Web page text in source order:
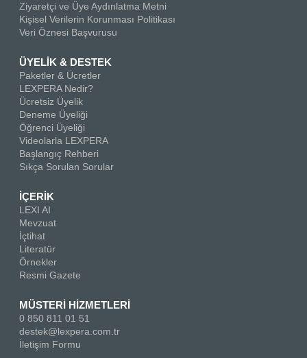
Ziyaretçi ve Üye Aydınlatma Metni
Kişisel Verilerin Korunması Politikası
Veri Öznesi Başvurusu
ÜYELİK & DESTEK
Paketler & Ücretler
LEXPERA Nedir?
Ücretsiz Üyelik
Deneme Üyeliği
Öğrenci Üyeliği
Videolarla LEXPERA
Başlangıç Rehberi
Sıkça Sorulan Sorular
İÇERİK
LEXI AI
Mevzuat
İçtihat
Literatür
Örnekler
Resmi Gazete
MÜSTERİ HİZMETLERİ
0 850 811 01 51
destek@lexpera.com.tr
İletişim Formu